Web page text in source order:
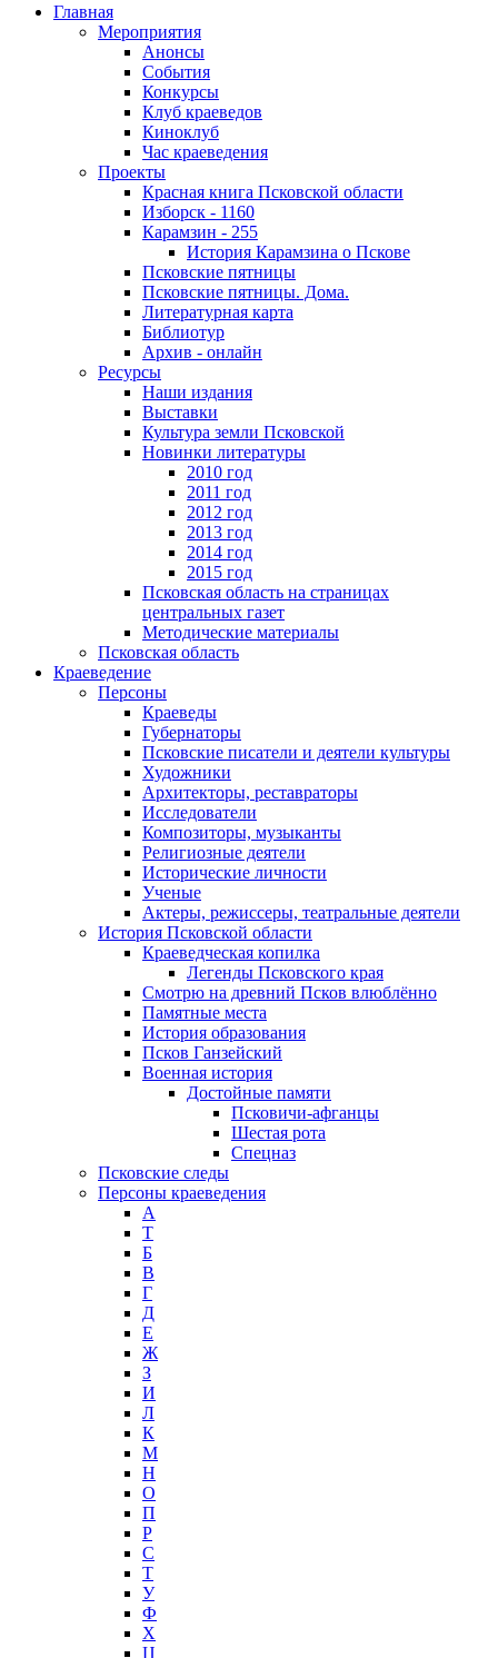
Главная
Мероприятия
Анонсы
События
Конкурсы
Клуб краеведов
Киноклуб
Час краеведения
Проекты
Красная книга Псковской области
Изборск - 1160
Карамзин - 255
История Карамзина о Пскове
Псковские пятницы
Псковские пятницы. Дома.
Литературная карта
Библиотур
Архив - онлайн
Ресурсы
Наши издания
Выставки
Культура земли Псковской
Новинки литературы
2010 год
2011 год
2012 год
2013 год
2014 год
2015 год
Псковская область на страницах
центральных газет
Методические материалы
Псковская область
Краеведение
Персоны
Краеведы
Губернаторы
Псковские писатели и деятели культуры
Художники
Архитекторы, реставраторы
Исследователи
Композиторы, музыканты
Религиозные деятели
Исторические личности
Ученые
Актеры, режиссеры, театральные деятели
История Псковской области
Краеведческая копилка
Легенды Псковского края
Смотрю на древний Псков влюблённо
Памятные места
История образования
Псков Ганзейский
Военная история
Достойные памяти
Псковичи-афганцы
Шестая рота
Спецназ
Псковские следы
Персоны краеведения
А
T
Б
В
Г
Д
Е
Ж
З
И
Л
К
М
Н
О
П
Р
С
Т
У
Ф
Х
Ц